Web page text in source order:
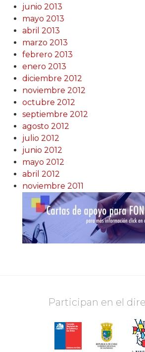
junio 2013
mayo 2013
abril 2013
marzo 2013
febrero 2013
enero 2013
diciembre 2012
noviembre 2012
octubre 2012
septiembre 2012
agosto 2012
julio 2012
junio 2012
mayo 2012
abril 2012
noviembre 2011
Participan en el